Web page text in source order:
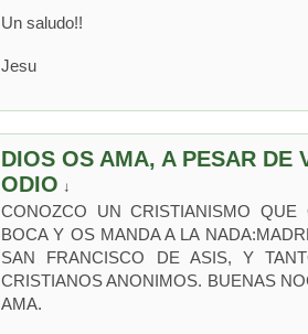
Un saludo!!
Jesu
DIOS OS AMA, A PESAR DE
ODIO ↓
CONOZCO UN CRISTIANISMO QUE
BOCA Y OS MANDA A LA
SAN FRANCISCO DE ASIS, Y
CRISTIANOS ANONIMOS. BUENAS
AMA.